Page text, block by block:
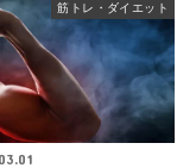
筋トレ・ダイエット